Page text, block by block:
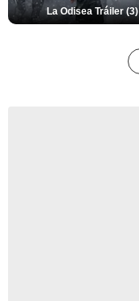
La Odisea Tráiler (3)